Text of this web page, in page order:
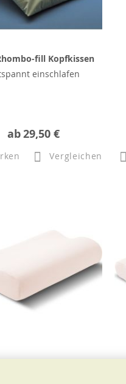
fill Kopfkissen
einschlafen
ab29,50 €
Vergleichen